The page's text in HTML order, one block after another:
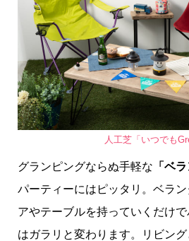
人工芝「いつでも
グランピングならぬ手軽な 「ベ
パーティーにはピッタリ。ベラ
アやテーブルを持っていくだけ
はガラリと変わります。リビン